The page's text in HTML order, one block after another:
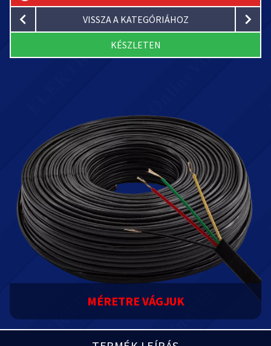
VISSZA A KATEGÓRIÁHOZ
KÉSZLETEN
MÉRETRE VÁGJUK